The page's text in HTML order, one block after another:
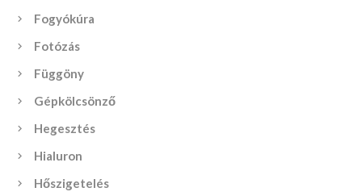
Fogyókúra
Fotózás
Függöny
Gépkölcsönző
Hegesztés
Hialuron
Hőszigetelés